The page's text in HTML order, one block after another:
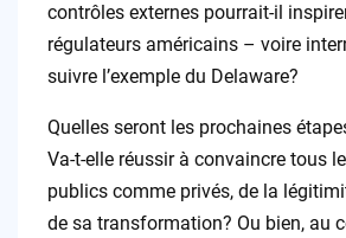
contrôles externes pourrait-il
régulateurs américains – voire
suivre l’exemple du Delaware?
Quelles seront les prochaines
Va-t-elle réussir à convaincre tous
publics comme privés, de la
de sa transformation? Ou bien, au